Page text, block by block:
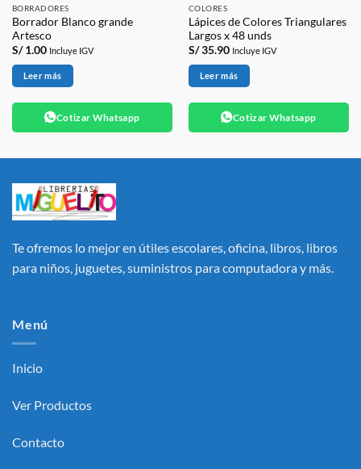
BORRADORES
Borrador Blanco grande
Artesco
S/1.00 Incluye IGV
Leer más
Cotizar Whatsapp
COLORES
Lápices de Colores Triangulares
Largos x 48 unds
S/35.90 Incluye IGV
Leer más
Cotizar Whatsapp
Te ofremos lo mejor en útiles escolares, oficina, libros, libros
para niños, juguetes, suministros para computadora y más.
Menú
Inicio
Ver Productos
Contacto